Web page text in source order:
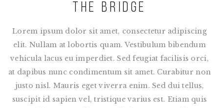
The bridge
Lorem ipsum dolor sit amet, consectetur adipiscing
elit. Nullam at lobortis quam. Vestibulum bibendum
vehicula lacus eu imperdiet. Sed feugiat facilisis orci,
at dapibus nunc condimentum sit amet. Curabitur non
justo nisl. Mauris eget viverra enim. Sed dui tellus,
suscipit id sapien vel, tristique varius est. Etiam quis